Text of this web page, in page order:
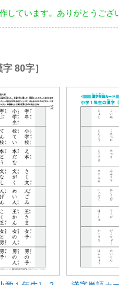
ています。ありがとうござ
80字］